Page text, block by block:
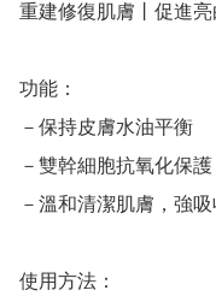
重建修復肌膚丨促進
功能：
－保持皮膚水油平衡
－雙幹細胞抗氧化保
－溫和清潔肌膚，強吸
使用方法：